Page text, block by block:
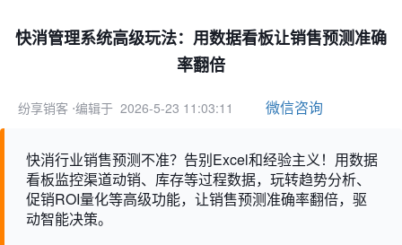
快消管理系统高级玩法：用数据看板让销售预测准确
率翻倍
纷享销客 ⋅编辑于 2026-5-23 11:03:11 微信咨询
快消行业销售预测不准？告别Excel和经验主义！用数据
看板监控渠道动销、库存等过程数据，玩转趋势分析、
促销ROI量化等高级功能，让销售预测准确率翻倍，驱
动智能决策。